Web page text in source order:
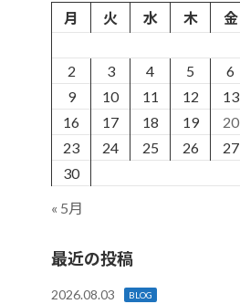
月
火 水 木 金
2
3 4 5 6
9
10 11 12 13
16
17 18 19 20
23
24 25 26 27
30
« 5月
最近の投稿
2026.08.03 BLOG